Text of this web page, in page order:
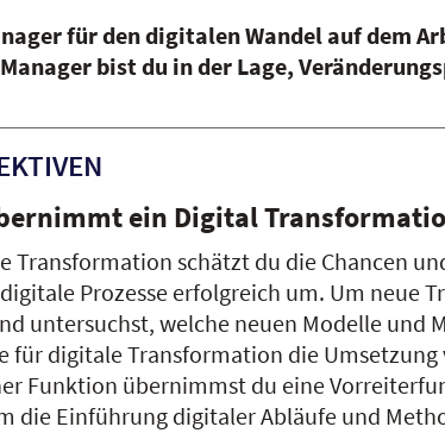
für den digitalen Wandel auf dem
bist du in der Lage,
ein Digital
Transformation schätzt du die Chancen
Prozesse erfolgreich um. Um neue
untersuchst, welche neuen Modelle
digitale Transformation die
Funktion übernimmst du eine
die Einführung digitaler Abläufe und